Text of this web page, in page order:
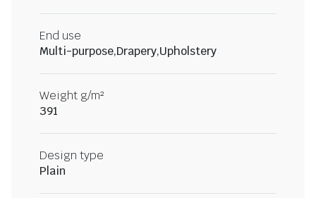
End use
Multi-purpose,Drapery,Upholstery
Weight g/m²
391
Design type
Plain